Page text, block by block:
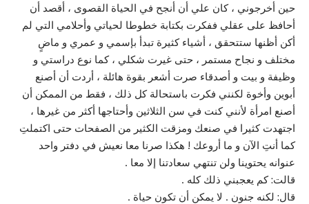
حين أخرجوني ، كان علي أن أنجح في الحياة القصوى ، أقصد أن
أحافظ على عقلي ففكرت بكتابة خطوطا لحياتي وأحلامي التي لم
أكن أظنها ستتحقق ، أشياء كثيرة تبدأ بإسمي و عمري و ماضٍ
مختلف و نجاح مستمر ، حتى غيرت شكلي ، كما نوع دراستي و
وظيفة و بيت و أصدقاء صرت أشعر بقوة هائلة ، أردت أن أصنع
أبوين وأخوة لكنني فكرت باستحالة كل ذلك ، فقط من الممكن أن
أصنع امرأة لأنني كنت في سن الثلاثين وأحتاجها أكثر من غيرها ،
اجتهدت كثيرا في صنعك ومزقت الكثير من الصفحات حتى اكتملتِ
كما أنتِ الآن و ما أروعك ! هكذا صرنا معا نعيش في دفتر واحد
عنوانه يحتوينا ولن تنتهي سعادتنا إلا معا .
قالت: كم يعجبني ذلك كله .
قال: لكنه جنون . لا يمكن أن تكون حياة .